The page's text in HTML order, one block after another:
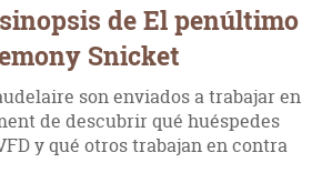
de El penúltimo
Snicket
son enviados a trabajar en
de descubrir qué huéspedes
y qué otros trabajan en contra